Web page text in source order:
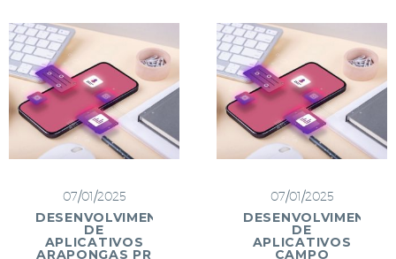
07/01/2025
DESENVOLVIMENTO
DE
APLICATIVOS
ARAPONGAS PR
07/01/2025
DESENVOLVIMENTO
DE
APLICATIVOS
CAMPO